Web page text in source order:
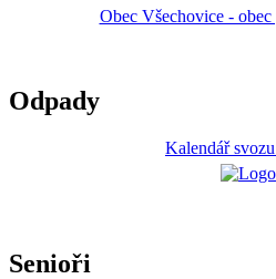
Obec Všechovice - obec
Odpady
Kalendář
Senioři